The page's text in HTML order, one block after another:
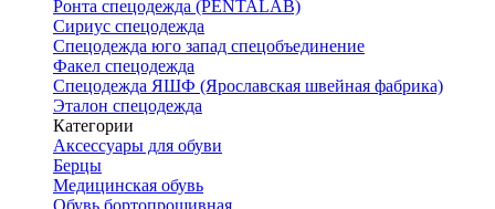
Ронта спецодежда (PENTALAB)
Сириус спецодежда
Спецодежда юго запад спецобъединение
Факел спецодежда
Спецодежда ЯШФ (Ярославская швейная фабрика)
Эталон спецодежда
Категории
Аксессуары для обуви
Берцы
Медицинская обувь
Обувь бортопрошивная